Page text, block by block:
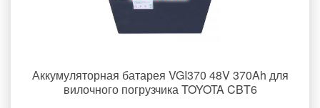
Аккумуляторная батарея VGI370 48V 370Ah для
вилочного погрузчика TOYOTA CBT6